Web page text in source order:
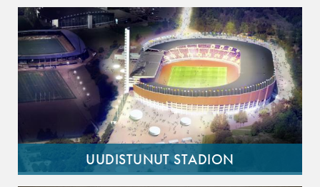
UUDISTUNUT STADION